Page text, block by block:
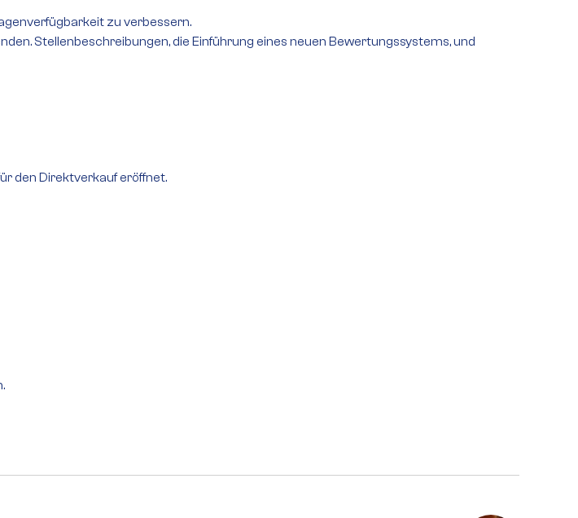
zu verbessern.
Stellenbeschreibungen, die Einführung eines neuen Bewertungssystems, und
den Direktverkauf eröffnet.